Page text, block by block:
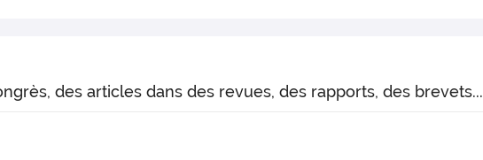
des articles dans des revues, des rapports, des brevets...